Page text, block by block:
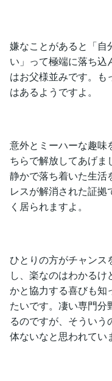
嫌なことがあると「自
い」って極端に落ち込
はお父様並みです。も
はあるようですよ。
意外とミーハーな趣味
ちらで解放してあげま
静かで落ち着いた生活
レスが解消された証
く居られますよ。
ひとりの方がチャンス
し、楽なのはわかる
かと協力する喜びも知
たいです。凄い専門分
るのですが、そうい
体ないなと思われてい